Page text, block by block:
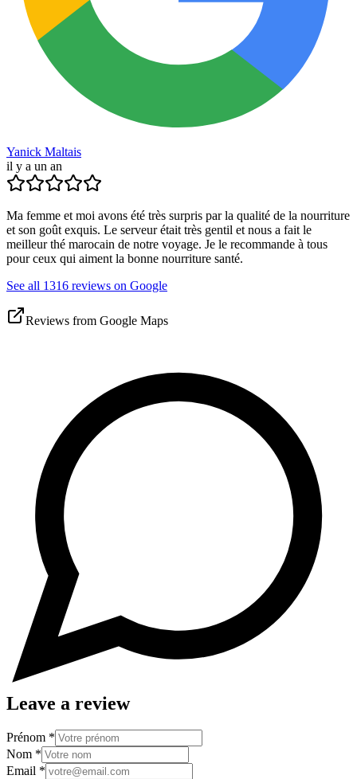
Yanick Maltais
il y a un an
Ma femme et moi avons été très surpris par la qualité de la nourriture
et son goût exquis. Le serveur était très gentil et nous a fait le
meilleur thé marocain de notre voyage. Je le recommande à tous
pour ceux qui aiment la bonne nourriture santé.
See all 1316 reviews on Google
Reviews from Google Maps
Leave a review
Prénom *
Nom *
Email *